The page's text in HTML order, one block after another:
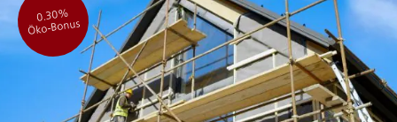
0.30%
Öko-Bonus